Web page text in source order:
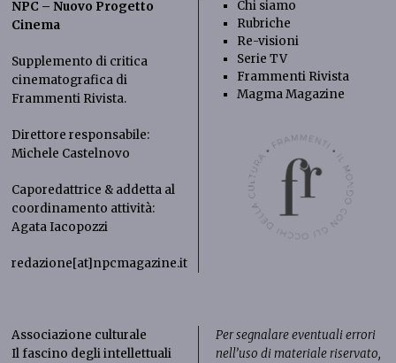
NPC – Nuovo Progetto
Cinema
Supplemento di critica
cinematografica di
Frammenti Rivista.
Direttore responsabile:
Michele Castelnovo
Caporedattrice & addetta al
coordinamento attività:
Agata Iacopozzi
redazione[at]npcmagazine.it
Chi siamo
Rubriche
Re-visioni
Serie TV
Frammenti Rivista
Magma Magazine
Associazione culturale
Il fascino degli intellettuali
Per segnalare eventuali errori
nell’uso di materiale riservato,